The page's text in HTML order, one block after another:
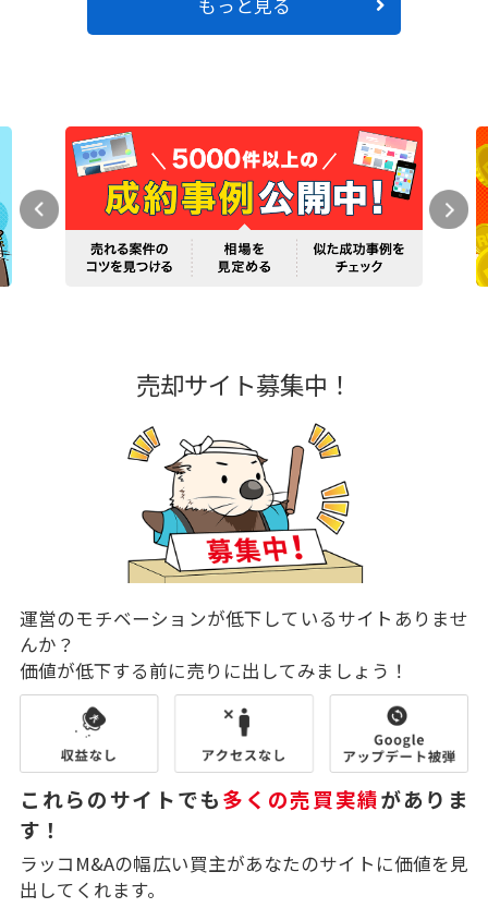
もっと見る
売却サイト募集中！
運営のモチベーションが低下しているサイトありませ
んか？
価値が低下する前に売りに出してみましょう！
これらのサイトでも多くの売買実績がありま
す！
ラッコM&Aの幅広い買主があなたのサイトに価値を見
出してくれます。